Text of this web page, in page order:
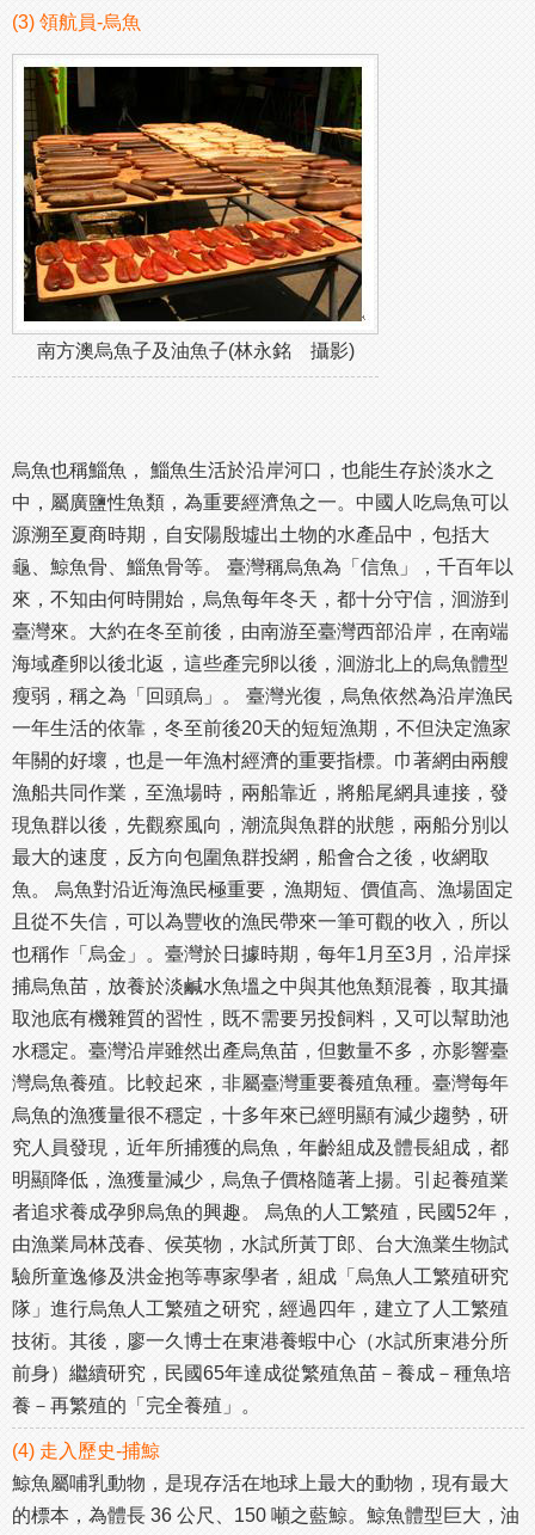
(3) 領航員-烏魚
南方澳烏魚子及油魚子(林永銘 攝影)
烏魚也稱鯔魚， 鯔魚生活於沿岸河口，也能生存於淡水之
中，屬廣鹽性魚類，為重要經濟魚之一。中國人吃烏魚可以
源溯至夏商時期，自安陽殷墟出土物的水產品中，包括大
龜、鯨魚骨、鯔魚骨等。 臺灣稱烏魚為「信魚」，千百年以
來，不知由何時開始，烏魚每年冬天，都十分守信，洄游到
臺灣來。大約在冬至前後，由南游至臺灣西部沿岸，在南端
海域產卵以後北返，這些產完卵以後，洄游北上的烏魚體型
瘦弱，稱之為「回頭烏」。 臺灣光復，烏魚依然為沿岸漁民
一年生活的依靠，冬至前後20天的短短漁期，不但決定漁家
年關的好壞，也是一年漁村經濟的重要指標。巾著網由兩艘
漁船共同作業，至漁場時，兩船靠近，將船尾網具連接，發
現魚群以後，先觀察風向，潮流與魚群的狀態，兩船分別以
最大的速度，反方向包圍魚群投網，船會合之後，收網取
魚。 烏魚對沿近海漁民極重要，漁期短、價值高、漁場固定
且從不失信，可以為豐收的漁民帶來一筆可觀的收入，所以
也稱作「烏金」。臺灣於日據時期，每年1月至3月，沿岸採
捕烏魚苗，放養於淡鹹水魚塭之中與其他魚類混養，取其攝
取池底有機雜質的習性，既不需要另投飼料，又可以幫助池
水穩定。臺灣沿岸雖然出產烏魚苗，但數量不多，亦影響臺
灣烏魚養殖。比較起來，非屬臺灣重要養殖魚種。臺灣每年
烏魚的漁獲量很不穩定，十多年來已經明顯有減少趨勢，研
究人員發現，近年所捕獲的烏魚，年齡組成及體長組成，都
明顯降低，漁獲量減少，烏魚子價格隨著上揚。引起養殖業
者追求養成孕卵烏魚的興趣。 烏魚的人工繁殖，民國52年，
由漁業局林茂春、侯英物，水試所黃丁郎、台大漁業生物試
驗所童逸修及洪金抱等專家學者，組成「烏魚人工繁殖研究
隊」進行烏魚人工繁殖之研究，經過四年，建立了人工繁殖
技術。其後，廖一久博士在東港養蝦中心（水試所東港分所
前身）繼續研究，民國65年達成從繁殖魚苗－養成－種魚培
養－再繁殖的「完全養殖」。
(4) 走入歷史-捕鯨
鯨魚屬哺乳動物，是現存活在地球上最大的動物，現有最大
的標本，為體長 36 公尺、150 噸之藍鯨。鯨魚體型巨大，油